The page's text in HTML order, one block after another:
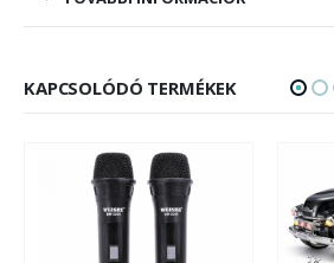
KAPCSOLÓDÓ TERMÉKEK